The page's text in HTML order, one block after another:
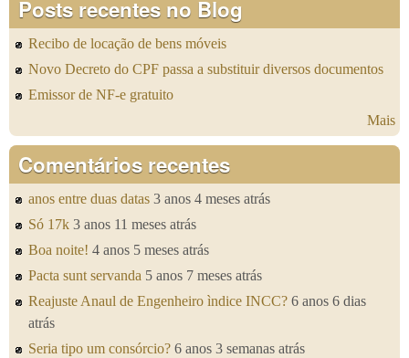
Posts recentes no Blog
Recibo de locação de bens móveis
Novo Decreto do CPF passa a substituir diversos documentos
Emissor de NF-e gratuito
Mais
Comentários recentes
anos entre duas datas 3 anos 4 meses atrás
Só 17k 3 anos 11 meses atrás
Boa noite! 4 anos 5 meses atrás
Pacta sunt servanda 5 anos 7 meses atrás
Reajuste Anaul de Engenheiro ìndice INCC? 6 anos 6 dias
atrás
Seria tipo um consórcio? 6 anos 3 semanas atrás